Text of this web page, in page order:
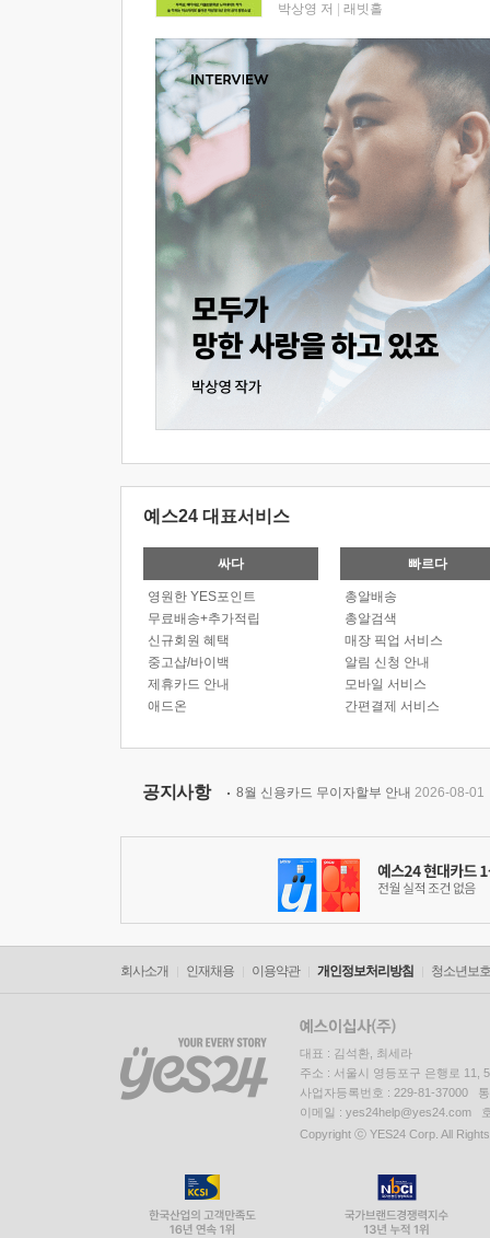
박상영 저 래빗홀
예스24 대표서비스
싸다
영원한 YES포인트
무료배송+추가적립
신규회원 혜택
중고샵/바이백
제휴카드 안내
애드온
빠르다
총알배송
총알검색
매장 픽업 서비스
알림 신청 안내
모바일 서비스
간편결제 서비스
공지사항 8월 신용카드 무이자할부 안내 2026-08-01
회사소개 인재채용 이용약관 개인정보처리방침 청소년보
대표 : 김석환, 최세라
주소 : 서울시 영등포구 은행로 11,
사업자등록번호 : 229-81-37000
이메일 : yes24help@yes24.com
Copyright ⓒ YES24 Corp. All